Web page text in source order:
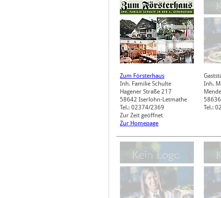
Zum Försterhaus
Inh. Familie Schulte
Hagener Straße 217
58642 Iserlohn-Letmathe
Tel.: 02374/2369
Zur Zeit geöffnet
Zur Homepage
Inh.
58636
Tel.: